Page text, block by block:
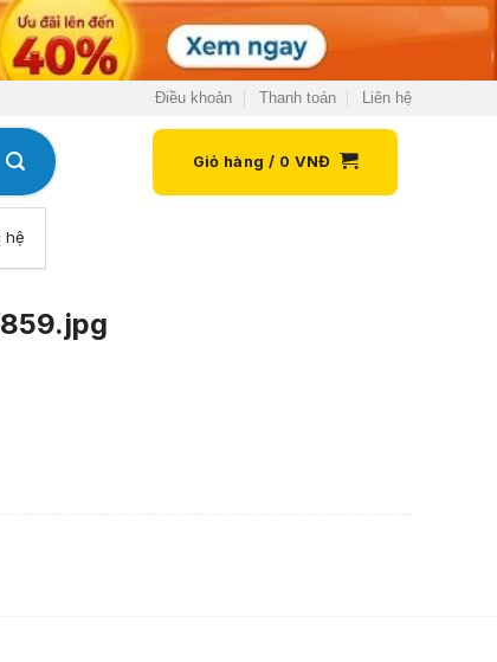
Điều khoản Thanh toán Liên hệ
Giỏ hàng / 0 VNĐ
hệ